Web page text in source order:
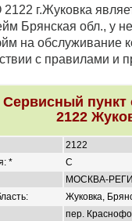
г.Жуковка
Брянская обл., у
на обслуживание
с правилами и
Сервисный
2122
2122
*
C
МОСКВА-
Жуковка,
пер.